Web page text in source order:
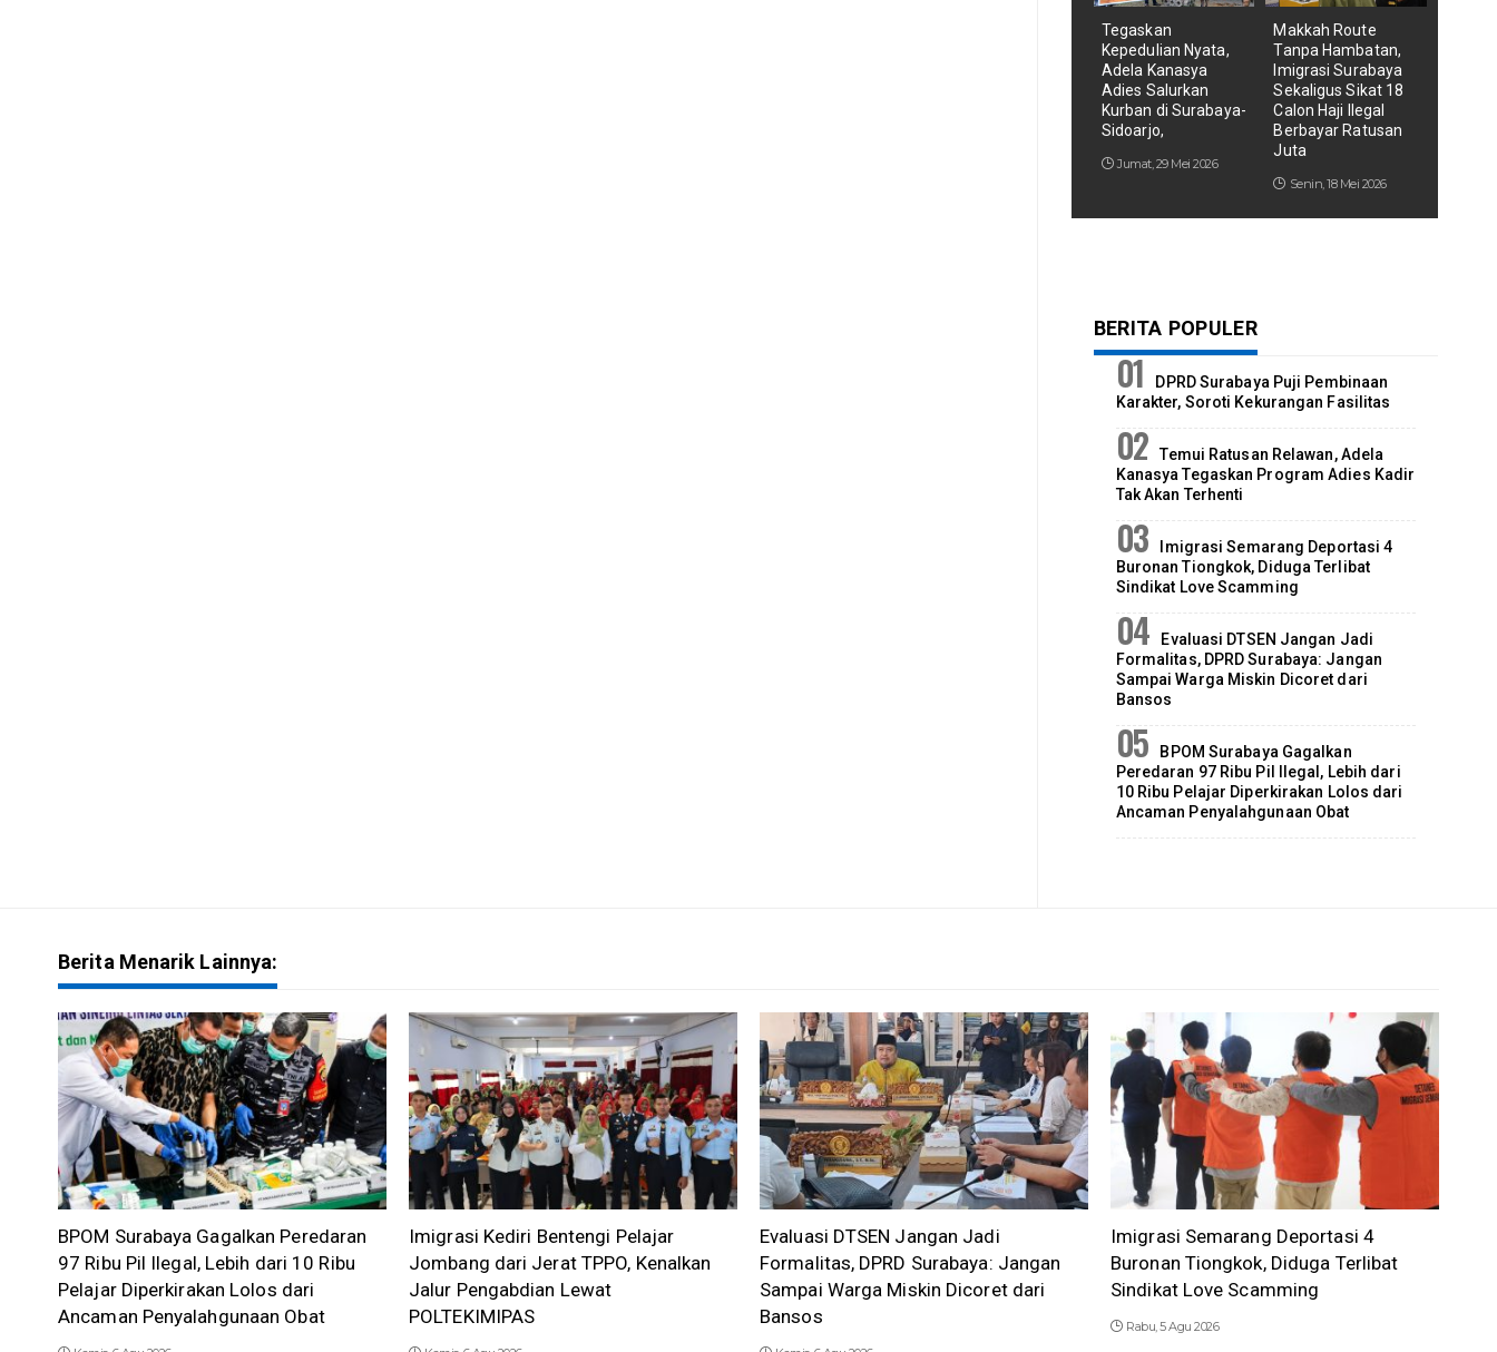
Tegaskan
Kepedulian Nyata,
Adela Kanasya
Adies Salurkan
Kurban di Surabaya-
Sidoarjo,
Jumat, 29 Mei 2026
Makkah Route
Tanpa Hambatan,
Imigrasi Surabaya
Sekaligus Sikat 18
Calon Haji Ilegal
Berbayar Ratusan
Juta
Senin, 18 Mei 2026
BERITA POPULER
DPRD Surabaya Puji Pembinaan
Karakter, Soroti Kekurangan Fasilitas
Temui Ratusan Relawan, Adela
Kanasya Tegaskan Program Adies Kadir
Tak Akan Terhenti
Imigrasi Semarang Deportasi 4
Buronan Tiongkok, Diduga Terlibat
Sindikat Love Scamming
Evaluasi DTSEN Jangan Jadi
Formalitas, DPRD Surabaya: Jangan
Sampai Warga Miskin Dicoret dari
Bansos
BPOM Surabaya Gagalkan
Peredaran 97 Ribu Pil Ilegal, Lebih dari
10 Ribu Pelajar Diperkirakan Lolos dari
Ancaman Penyalahgunaan Obat
Berita Menarik Lainnya:
BPOM Surabaya Gagalkan Peredaran
97 Ribu Pil Ilegal, Lebih dari 10 Ribu
Pelajar Diperkirakan Lolos dari
Ancaman Penyalahgunaan Obat
Imigrasi Kediri Bentengi Pelajar
Jombang dari Jerat TPPO, Kenalkan
Jalur Pengabdian Lewat
POLTEKIMIPAS
Evaluasi DTSEN Jangan Jadi
Formalitas, DPRD Surabaya: Jangan
Sampai Warga Miskin Dicoret dari
Bansos
Imigrasi Semarang Deportasi 4
Buronan Tiongkok, Diduga Terlibat
Sindikat Love Scamming
Rabu, 5 Agu 2026